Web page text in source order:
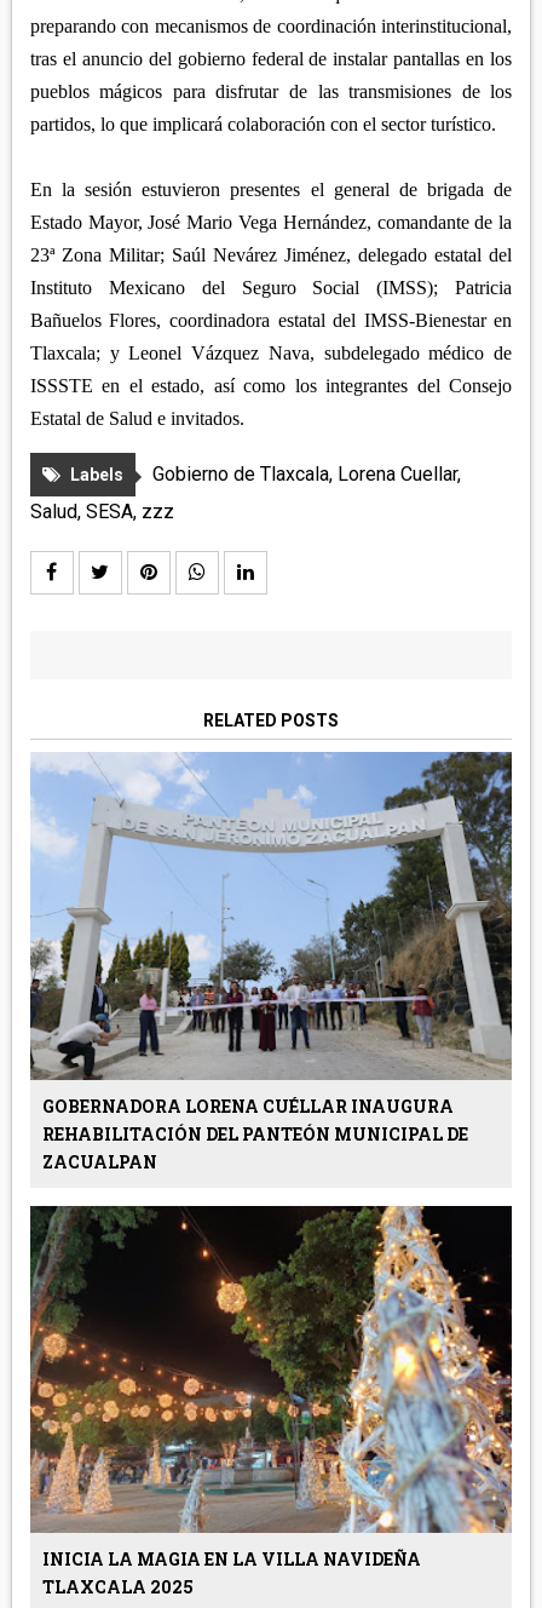
preparando con mecanismos de coordinación interinstitucional,
tras el anuncio del gobierno federal de instalar pantallas en los
pueblos mágicos para disfrutar de las transmisiones de los
partidos, lo que implicará colaboración con el sector turístico.
En la sesión estuvieron presentes el general de brigada de
Estado Mayor, José Mario Vega Hernández, comandante de la
23ª Zona Militar; Saúl Nevárez Jiménez, delegado estatal del
Instituto Mexicano del Seguro Social (IMSS); Patricia
Bañuelos Flores, coordinadora estatal del IMSS-Bienestar en
Tlaxcala; y Leonel Vázquez Nava, subdelegado médico de
ISSSTE en el estado, así como los integrantes del Consejo
Estatal de Salud e invitados.
Labels Gobierno de Tlaxcala, Lorena Cuellar,
Salud, SESA, zzz
RELATED POSTS
GOBERNADORA LORENA CUÉLLAR INAUGURA
REHABILITACIÓN DEL PANTEÓN MUNICIPAL DE
ZACUALPAN
INICIA LA MAGIA EN LA VILLA NAVIDEÑA
TLAXCALA 2025